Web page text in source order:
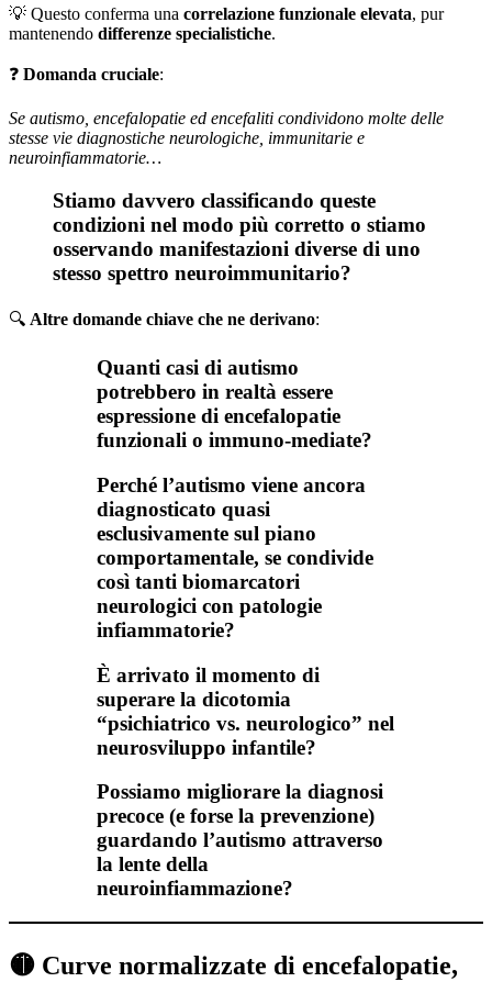
💡 Questo conferma una correlazione funzionale elevata, pur
mantenendo differenze specialistiche.
❓ Domanda cruciale:
Se autismo, encefalopatie ed encefaliti condividono molte delle
stesse vie diagnostiche neurologiche, immunitarie e
neuroinfiammatorie…
Stiamo davvero classificando queste
condizioni nel modo più corretto o stiamo
osservando manifestazioni diverse di uno
stesso spettro neuroimmunitario?
🔍 Altre domande chiave che ne derivano:
Quanti casi di autismo
potrebbero in realtà essere
espressione di encefalopatie
funzionali o immuno-mediate?
Perché l’autismo viene ancora
diagnosticato quasi
esclusivamente sul piano
comportamentale, se condivide
così tanti biomarcatori
neurologici con patologie
infiammatorie?
È arrivato il momento di
superare la dicotomia
“psichiatrico vs. neurologico” nel
neurosviluppo infantile?
Possiamo migliorare la diagnosi
precoce (e forse la prevenzione)
guardando l’autismo attraverso
la lente della
neuroinfiammazione?
🟡 Curve normalizzate di encefalopatie,